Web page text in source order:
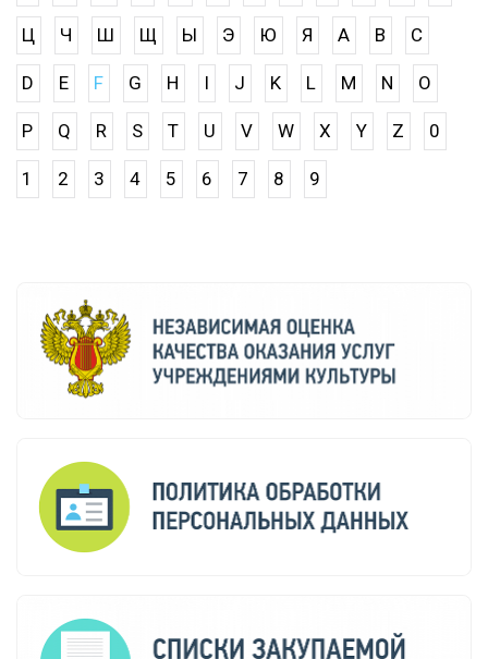
Ц Ч Ш Щ Ы Э Ю Я A B C
D E F G H I J K L M N O
P Q R S T U V W X Y Z 0
1 2 3 4 5 6 7 8 9